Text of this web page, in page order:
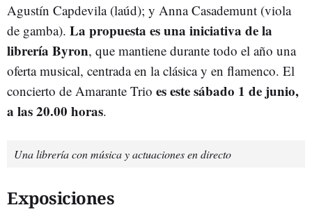
Agustín Capdevila (laúd); y Anna Casademunt (viola
de gamba). La propuesta es una iniciativa de la
librería Byron, que mantiene durante todo el año una
oferta musical, centrada en la clásica y en flamenco. El
concierto de Amarante Trio es este sábado 1 de junio,
a las 20.00 horas.
Una librería con música y actuaciones en directo
Exposiciones